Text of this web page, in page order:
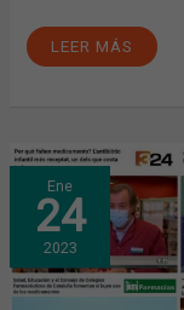
LEER MÁS
Ene
24
2023
NOVIEMBRE
Y
DICIEMBRE:
EL
DE
EL
PROGRAMA